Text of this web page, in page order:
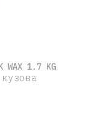
WAX 1.7 KG